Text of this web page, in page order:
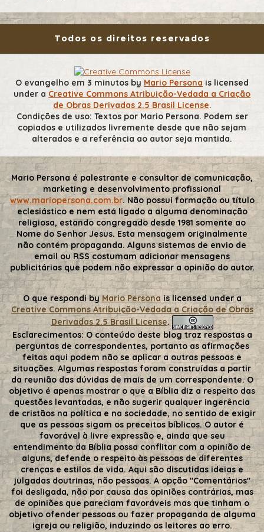
Todos os direitos reservados
O evangelho em 3 minutos by Mario Persona is licensed
under a Creative Commons Atribuição-Vedada a Criação
de Obras Derivadas 2.5 Brasil License.
Condições de uso: Textos por Mario Persona. Podem ser
copiados e utilizados livremente desde que não sejam
alterados e a referência ao autor seja mantida.
Mario Persona é palestrante e consultor de comunicação,
marketing e desenvolvimento profissional
www.mariopersona.com.br. Não possui formação ou título
eclesiástico e nem está ligado a alguma denominação
religiosa, estando congregado desde 1981 somente ao
Nome do Senhor Jesus. Esta mensagem originalmente
não contém propaganda. Alguns sistemas de envio de
email ou RSS costumam adicionar mensagens
publicitárias que podem não expressar a opinião do autor.
O que respondiby Mario Personais licensed under a
Creative Commons Atribuição-Vedada a Criação de Obras
Derivadas 2.5 Brasil License.
Esclarecimentos:O conteúdo deste blog traz respostas a
perguntas de correspondentes, portanto as afirmações
feitas aqui podem não se aplicar a outras pessoas e
situações. Algumas respostas foram construídas a partir
da reunião das dúvidas de mais de um correspondente. O
objetivo é apenas mostrar o que a Bíblia diz a respeito das
questões levantadas, e não sugerir qualquer ingerência
de cristãos na política e na sociedade, no sentido de exigir
que as pessoas sigam os preceitos bíblicos. O autor é
favorável à livre expressão e, ainda que seu
entendimento da Bíblia possa conflitar com a opinião de
alguns, defende o respeito às pessoas de diferentes
crenças e estilos de vida. Aqui são discutidas ideias e
julgadas doutrinas, não pessoas. A opção "Comentários"
foi desligada, não por causa das opiniões contrárias, mas
de opiniões que pareciam favoráveis mas que tinham o
objetivo ofender pessoas ou fazer propaganda de alguma
igreja ou religião, induzindo os leitores ao erro.